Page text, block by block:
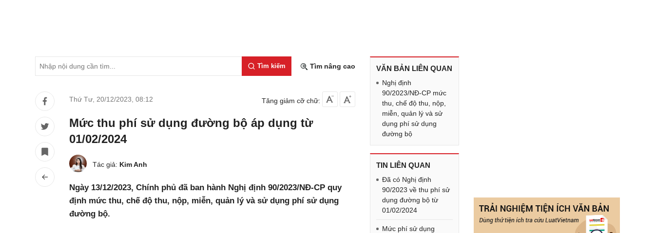
Tìm kiếm Tìm nâng cao
Thứ Tư, 20/12/2023 08:12 Tăng giảm cỡ chữ:
Mức thu phí sử dụng đường bộ áp dụng từ
01/02/2024
Tác giả: Kim Anh
Ngày 13/12/2023, Chính phủ đã ban hành Nghị định 90/2023/NĐ-CP quy
định mức thu, chế độ thu, nộp, miễn, quản lý và sử dụng phí sử dụng
đường bộ.
VĂN BẢN LIÊN QUAN
Nghị định
90/2023/NĐ-CP mức
thu, chế độ thu, nộp,
miễn, quản lý và sử
dụng phí sử dụng
đường bộ
TIN LIÊN QUAN
Đã có Nghị định
90/2023 về thu phí sử
dụng đường bộ từ
01/02/2024
Mức phí sử dụng